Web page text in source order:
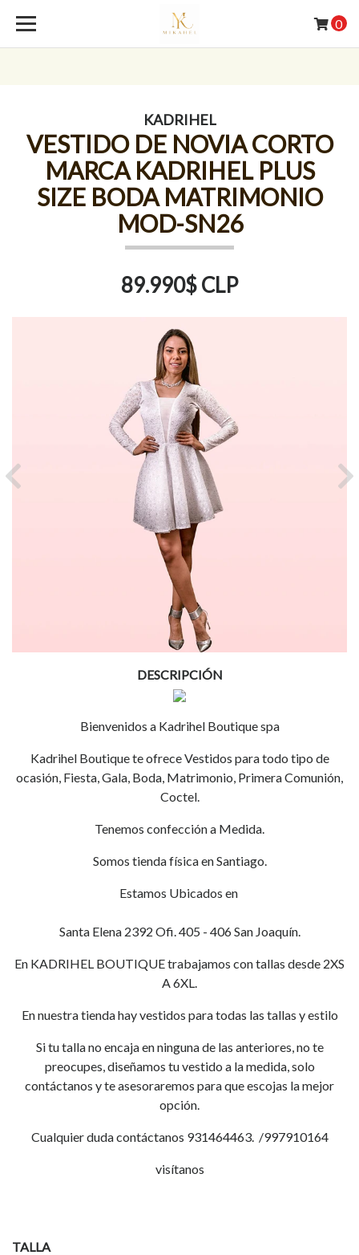
0
KADRIHEL
VESTIDO DE NOVIA CORTO
MARCA KADRIHEL PLUS
SIZE BODA MATRIMONIO
MOD-SN26
89.990$ CLP
Previous
DESCRIPCIÓN
Bienvenidos a Kadrihel Boutique spa
Kadrihel Boutique te ofrece Vestidos para todo tipo de
ocasión, Fiesta, Gala, Boda, Matrimonio, Primera Comunión,
Coctel.
Tenemos confección a Medida.
Somos tienda física en Santiago.
Estamos Ubicados en
Santa Elena 2392 Ofi. 405 - 406 San Joaquín.
En KADRIHEL BOUTIQUE trabajamos con tallas desde 2XS
A 6XL.
En nuestra tienda hay vestidos para todas las tallas y estilo
Si tu talla no encaja en ninguna de las anteriores, no te
preocupes, diseñamos tu vestido a la medida, solo
contáctanos y te asesoraremos para que escojas la mejor
opción.
Cualquier duda contáctanos 931464463. /997910164
visítanos
TALLA